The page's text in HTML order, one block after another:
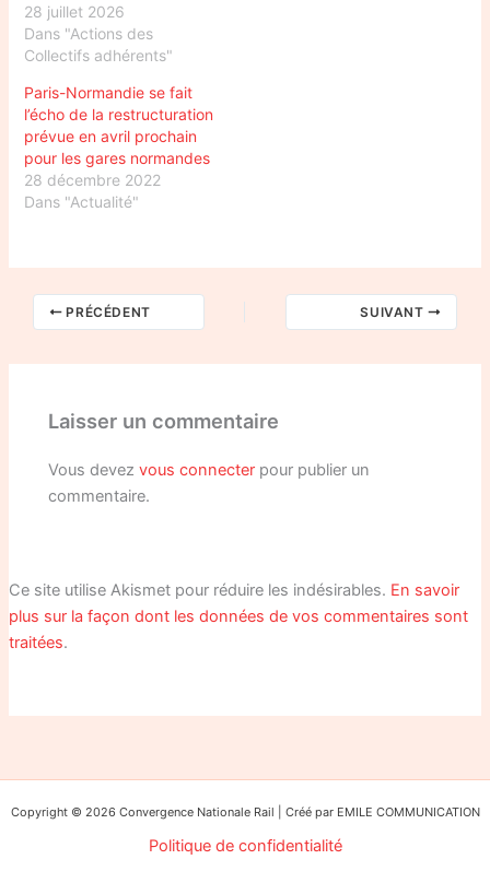
28 juillet 2026
Dans "Actions des
Collectifs adhérents"
Paris-Normandie se fait
l’écho de la restructuration
prévue en avril prochain
pour les gares normandes
28 décembre 2022
Dans "Actualité"
PRÉCÉDENT SUIVANT
Laisser un commentaire
Vous devezvous connecter pour publier un
commentaire.
Ce site utilise Akismet pour réduire les indésirables. En savoir
plus sur la façon dont les données de vos commentaires sont
traitées.
Copyright © 2026 Convergence Nationale Rail | Créé par EMILE COMMUNICATION
Politique de confidentialité